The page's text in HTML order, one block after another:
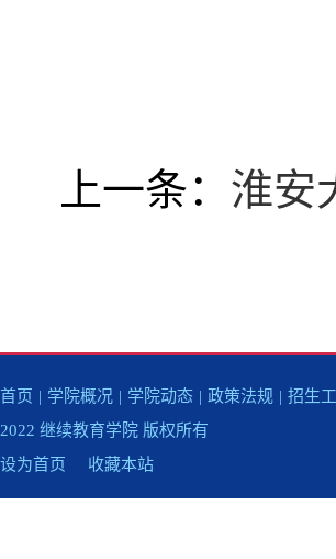
上一条： 淮安
首页 | 学院概况 | 学院动态 | 政策法规 | 招生
2022 继续教育学院 版权所有
设为首页
收藏本站